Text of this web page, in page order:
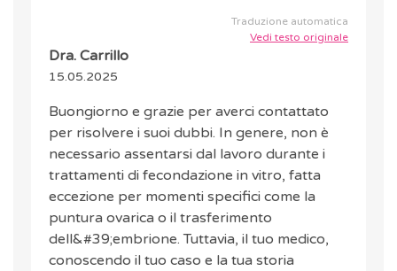
Traduzione automatica
Vedi testo originale
Dra. Carrillo
15.05.2025
Buongiorno e grazie per averci contattato
per risolvere i suoi dubbi. In genere, non è
necessario assentarsi dal lavoro durante i
trattamenti di fecondazione in vitro, fatta
eccezione per momenti specifici come la
puntura ovarica o il trasferimento
dell&#39;embrione. Tuttavia, il tuo medico,
conoscendo il tuo caso e la tua storia